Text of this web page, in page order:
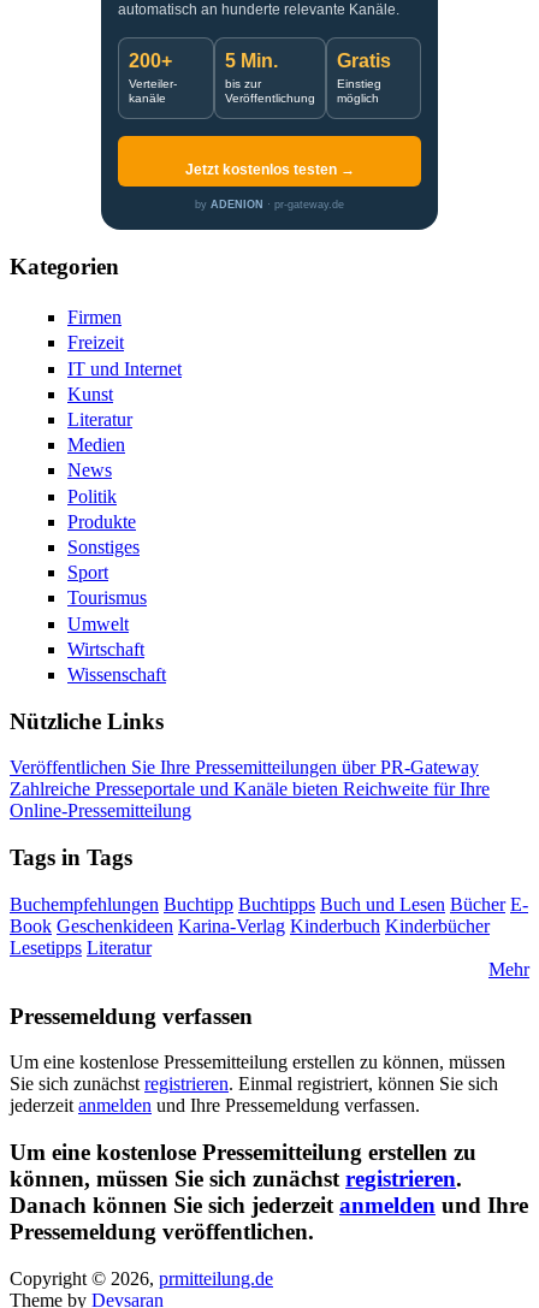
automatisch an hunderte relevante Kanäle.
200+
Verteiler-
kanäle
5 Min.
bis zur
Veröffentlichung
Gratis
Einstieg
möglich
Jetzt kostenlos testen →
by ADENION · pr-gateway.de
Kategorien
Firmen
Freizeit
IT und Internet
Kunst
Literatur
Medien
News
Politik
Produkte
Sonstiges
Sport
Tourismus
Umwelt
Wirtschaft
Wissenschaft
Nützliche Links
Veröffentlichen Sie Ihre Pressemitteilungen über PR-Gateway
Zahlreiche Presseportale und Kanäle bieten Reichweite für Ihre
Online-Pressemitteilung
Tags in Tags
Buchempfehlungen Buchtipp Buchtipps Buch und Lesen Bücher E-
Book Geschenkideen Karina-Verlag Kinderbuch Kinderbücher
Lesetipps Literatur
Mehr
Pressemeldung verfassen
Um eine kostenlose Pressemitteilung erstellen zu können, müssen
Sie sich zunächst registrieren. Einmal registriert, können Sie sich
jederzeit anmelden und Ihre Pressemeldung verfassen.
Um eine kostenlose Pressemitteilung erstellen zu
können, müssen Sie sich zunächst registrieren.
Danach können Sie sich jederzeit anmelden und Ihre
Pressemeldung veröffentlichen.
Copyright © 2026, prmitteilung.de
Theme by Devsaran